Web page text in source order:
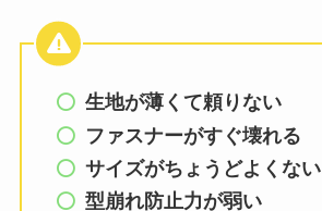
生地が薄くて頼りない
ファスナーがすぐ壊れる
サイズがちょうどよくない
型崩れ防止力が弱い